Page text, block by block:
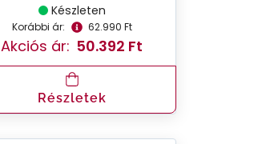
Készleten
Korábbi ár: 62.990 Ft
Akciós ár: 50.392 Ft
Részletek